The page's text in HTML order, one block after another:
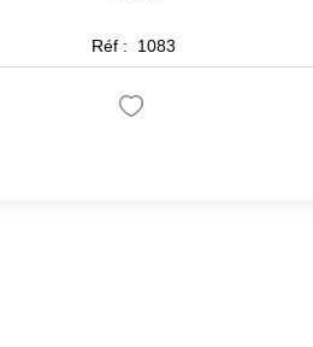
Réf : 1083